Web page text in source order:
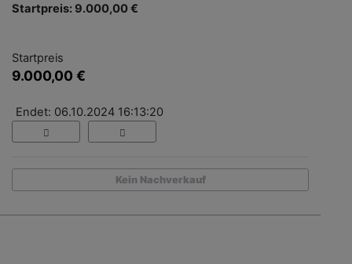
Startpreis: 9.000,00 €
Startpreis
9.000,00 €
Endet: 06.10.2024 16:13:20
Kein Nachverkauf